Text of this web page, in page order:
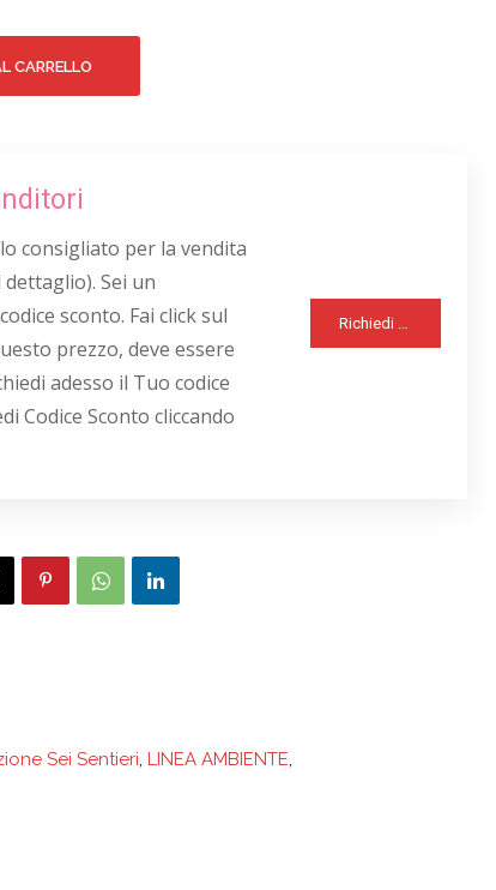
CARRELLO
consigliato per la vendita
Sei un
sconto. Fai click sul
prezzo, deve essere
adesso il Tuo codice
Codice Sconto cliccando
Sei Sentieri, LINEA AMBIENTE,